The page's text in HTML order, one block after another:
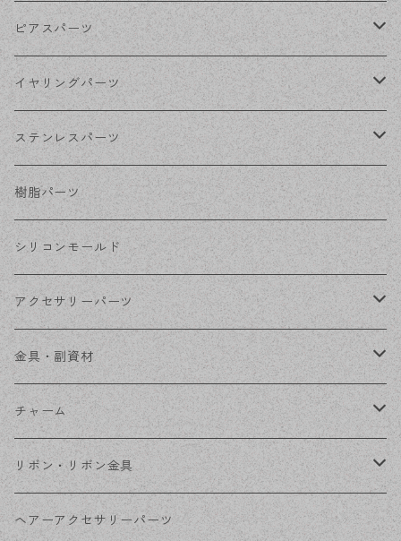
ゴールド
シルバー
ホワイトシルバー
ステンレス・シルバー
ステンレス・ゴールド
ピアスパーツ
ポストピアス
フックピアス
その他ピアス
イヤリングパーツ
ネジばねイヤリング
クリップイヤリング
ノンホールピアス
ステンレスパーツ
ステンレスピアス
ステンレスイヤリング
ステンレスチェーン
ステンレス金具
樹脂パーツ
シリコンモールド
アクセサリーパーツ
デザイン丸カン
フレーム
コネクター
その他
金具・副資材
丸カン
ピン類
花座・ビーズキャップ
チャーム
金属
アクリル・プラ
リボン・リボン金具
リボン
ヘアーアクセサリーパーツ